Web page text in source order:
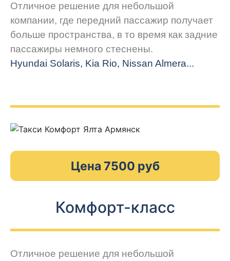
Отличное решение для небольшой
компании, где передний пассажир получает
больше пространства, в то время как задние
пассажиры немного стеснены.
Hyundai Solaris, Kia Rio, Nissan Almera...
Цена 7500 руб
Комфорт-класс
Отличное решение для небольшой